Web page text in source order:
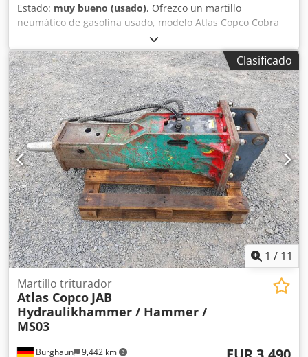
Estado: muy bueno (usado), Ofrezco un martillo
neumático de gasolina usado, modelo Atlas Copco Cobra
PRO. El equipo es del año 2014 y fue fabricado en Suecia.
El modelo Cobra PRO es un martillo neumático profesional
diseñado para trabajos de construcción, carreteras y
demolición; no requiere alimentación eléctrica ni un
compresor, lo que lo hace ideal para trabajar en
exteriores. El estado visual es el que se muestra en las
fotos: presenta los signos normales de uso, con arañazos y
roces. Viene equipado con un cincel de trabajo. Datos:
Fabricante: Atlas Copco Modelo: Cobra PRO Año de
fabricación: 2014 País de fabricación: Suecia Motor: motor
de gasolina de 2 tiempos Aplicación: demolición de
hormigón y asfalto, trabajos en carreteras y excavaciones
Dcsdjzkwdlspfx Aamsk Diseño móvil: no requiere un
compresor ni alimentación de red.
Clasificado
1 / 11
Burghaun 9,442 km
Martillo triturador
Atlas Copco JAB
Hydraulikhammer / Hammer /
MS03